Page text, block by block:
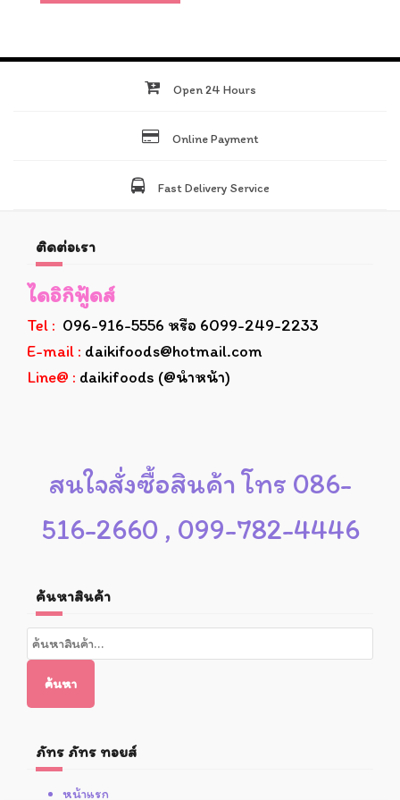
Open 24 Hours
Online Payment
Fast Delivery Service
ติดต่อเรา
ไดอิกิฟู้ดส์
Tel : 096-916-5556 หรือ 6099-249-2233
E-mail : daikifoods@hotmail.com
Line@ : daikifoods (@นำหน้า)
สนใจสั่งซื้อสินค้า โทร 086-
516-2660 , 099-782-4446
ค้นหาสินค้า
ค้นหา:
ค้นหา
ภัทร ภัทร ทอยส์
หน้าแรก